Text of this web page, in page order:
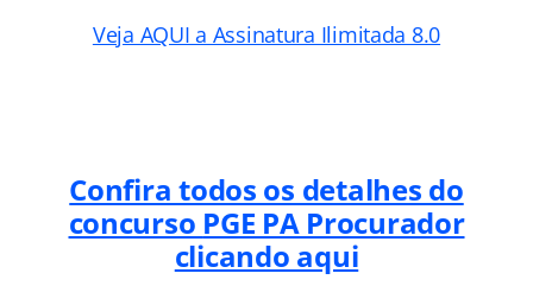
Veja AQUI a Assinatura Ilimitada 8.0
Confira todos os detalhes do
concurso PGE PA Procurador
clicando aqui